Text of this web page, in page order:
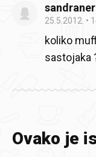
sandraner
25.5.2012.
koliko
sastojaka
Ovako je